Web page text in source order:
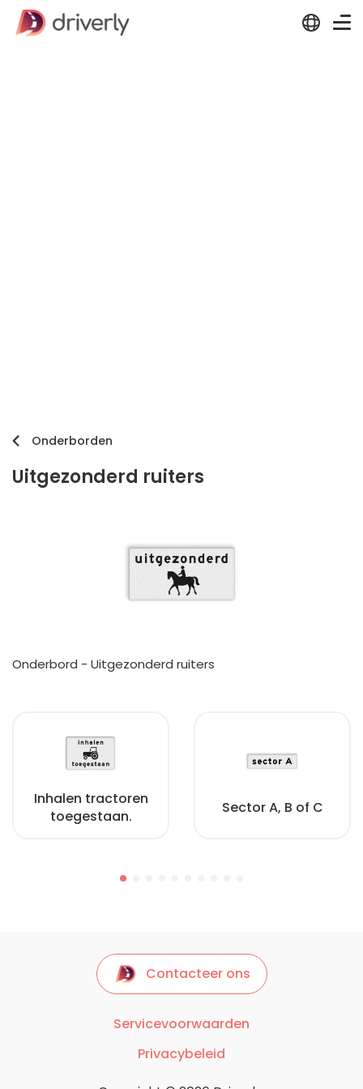
Onderborden
Uitgezonderd ruiters
Onderbord - Uitgezonderd ruiters
Inhalen tractoren
toegestaan.
Sector A, B of C
Contacteer ons
Servicevoorwaarden
Privacybeleid